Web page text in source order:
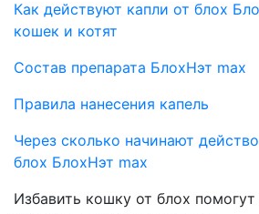
Как действуют капли от блох
кошек и котят
Состав препарата БлохНэт max
Правила нанесения капель
Через сколько начинают
блох БлохНэт max
Избавить кошку от блох помогут